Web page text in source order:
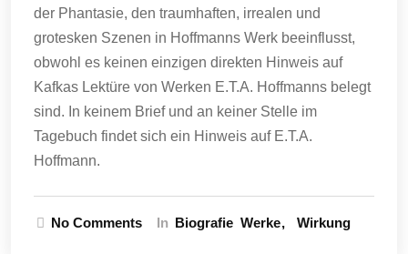
der Phantasie, den traumhaften, irrealen und
grotesken Szenen in Hoffmanns Werk beeinflusst,
obwohl es keinen einzigen direkten Hinweis auf
Kafkas Lektüre von Werken E.T.A. Hoffmanns belegt
sind. In keinem Brief und an keiner Stelle im
Tagebuch findet sich ein Hinweis auf E.T.A.
Hoffmann.
No Comments In Biografie Werke Wirkung